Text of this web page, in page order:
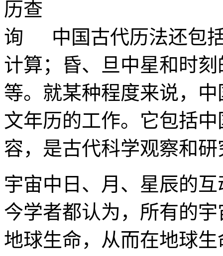
中国古代历法还包
计算；昏、旦中星和时
等。就某种程度来说，
文年历的工作。它包括
容，是古代科学观察和
宇宙中日、月、星辰的
今学者都认为，所有的
地球生命，从而在地球